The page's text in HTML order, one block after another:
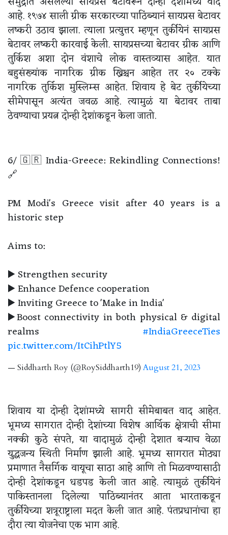
आहे. १९७४ साली ग्रीक सरकारच्या पाठिंब्यानं सायप्रस बेटावर
लष्करी उठाव झाला. त्याला प्रत्युत्तर म्हणून तुर्कीयेनं सायप्रस
बेटावर लष्करी कारवाई केली. सायप्रसच्या बेटावर ग्रीक आणि
तुर्किश अशा दोन वंशाचे लोक वास्तव्यास आहेत. यात
बहुसंख्यांक नागरिक ग्रीक ख्रिश्चन आहेत तर २० टक्के
नागरिक तुर्किश मुस्लिम्स आहेत. शिवाय हे बेट तुर्कीयेच्या
सीमेपासून अत्यंत जवळ आहे. त्यामुळं या बेटावर ताबा
ठेवण्याचा प्रयत्न दोन्ही देशांकडून केला जातो.
6/ 🇬🇷 India-Greece: Rekindling Connections!
🔗
PM Modi's Greece visit after 40 years is a
historic step
Aims to:
▶️ Strengthen security
▶️ Enhance Defence cooperation
▶️ Inviting Greece to 'Make in India'
▶️Boost connectivity in both physical & digital
realms #IndiaGreeceTies
pic.twitter.com/ItCihPtlY5
— Siddharth Roy (@RoySiddharth19)August 21, 2023
शिवाय या दोन्ही देशांमध्ये सागरी सीमेबाबत वाद आहेत.
भूमध्य सागरात दोन्ही देशांच्या विशेष आर्थिक क्षेत्राची सीमा
नक्की कुठे संपते, या वादामुळं दोन्ही देशात बऱ्याच वेळा
युद्धजन्य स्थिती निर्माण झाली आहे. भूमध्य सागरात मोठ्या
प्रमाणात नैसर्गिक वायूचा साठा आहे आणि तो मिळवण्यासाठी
दोन्ही देशांकडून धडपड केली जात आहे. त्यामुळं तुर्कीयेनं
पाकिस्तानला दिलेल्या पाठिंब्यानंतर आता भारताकडून
तुर्कीयेच्या शत्रूराष्ट्राला मदत केली जात आहे. पंतप्रधानांचा हा
दौरा त्या योजनेचा एक भाग आहे.